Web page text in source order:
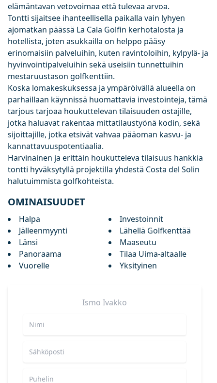
elämäntavan vetovoimaa että tulevaa arvoa.
Tontti sijaitsee ihanteellisella paikalla vain lyhyen
ajomatkan päässä La Cala Golfin kerhotalosta ja
hotellista, joten asukkailla on helppo pääsy
erinomaisiin palveluihin, kuten ravintoloihin, kylpylä- ja
hyvinvointipalveluihin sekä useisiin tunnettuihin
mestaruustason golfkenttiin.
Koska lomakeskuksessa ja ympäröivällä alueella on
parhaillaan käynnissä huomattavia investointeja, tämä
tarjous tarjoaa houkuttelevan tilaisuuden ostajille,
jotka haluavat rakentaa mittatilaustyönä kodin, sekä
sijoittajille, jotka etsivät vahvaa pääoman kasvu- ja
kannattavuuspotentiaalia.
Harvinainen ja erittäin houkutteleva tilaisuus hankkia
tontti hyväksytyllä projektilla yhdestä Costa del Solin
halutuimmista golfkohteista.
OMINAISUUDET
Halpa
Investoinnit
Jälleenmyynti
Lähellä Golfkenttää
Länsi
Maaseutu
Panoraama
Tilaa Uima-altaalle
Vuorelle
Yksityinen
Ismo Ivakko